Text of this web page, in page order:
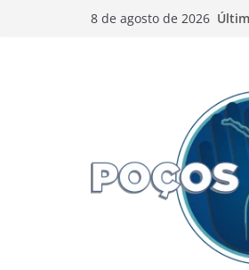
8 de agosto de 2026